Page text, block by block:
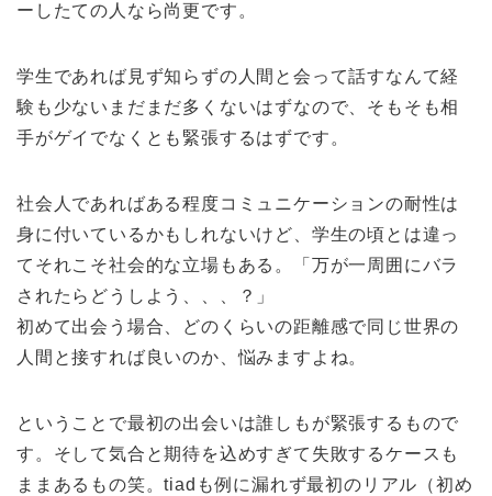
ーしたての人なら尚更です。
学生であれば見ず知らずの人間と会って話すなんて経
験も少ないまだまだ多くないはずなので、そもそも相
手がゲイでなくとも緊張するはずです。
社会人であればある程度コミュニケーションの耐性は
身に付いているかもしれないけど、学生の頃とは違っ
てそれこそ社会的な立場もある。「万が一周囲にバラ
されたらどうしよう、、、？」
初めて出会う場合、どのくらいの距離感で同じ世界の
人間と接すれば良いのか、悩みますよね。
ということで最初の出会いは誰しもが緊張するもので
す。そして気合と期待を込めすぎて失敗するケースも
ままあるもの笑。tiadも例に漏れず最初のリアル（初め